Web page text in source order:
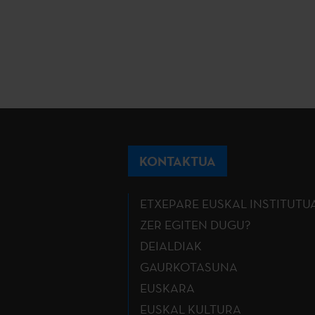
KONTAKTUA
ETXEPARE EUSKAL
ZER EGITEN DUGU?
DEIALDIAK
GAURKOTASUNA
EUSKARA
EUSKAL KULTURA